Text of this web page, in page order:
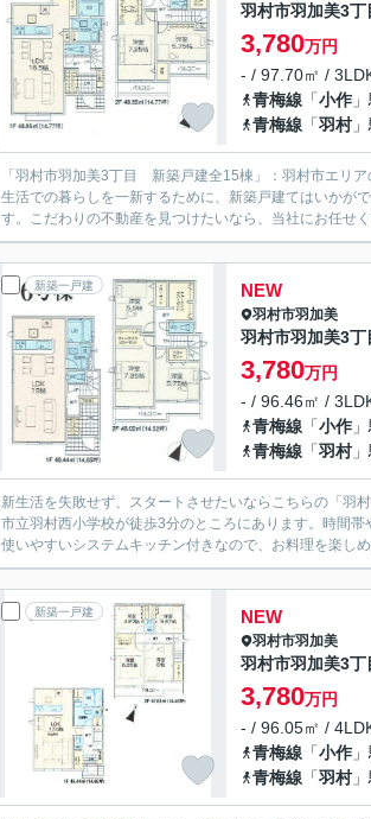
羽村市羽加美3
3,780万円
- / 97.70㎡ /
青梅線 「小作
青梅線 「羽村
「羽村市羽加美3丁目 新築戸建全15棟」：羽村市エリ
生活での暮らしを一新するために、新築戸建てはいかが
す。こだわりの不動産を見つけたいなら、当社にお任せ
新築一戸建 NEW
羽村市羽加美
羽村市羽加美3
3,780万円
- / 96.46㎡ /
青梅線 「小作
青梅線 「羽村
新生活を失敗せず、スタートさせたいならこちらの「
市立羽村西小学校が徒歩3分のところにあります。時間
使いやすいシステムキッチン付きなので、お料理を楽し
新築一戸建 NEW
羽村市羽加美
羽村市羽加美3
3,780万円
- / 96.05㎡ /
青梅線 「小作
青梅線 「羽村